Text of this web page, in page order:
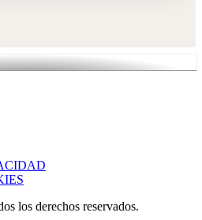
los derechos reservados.